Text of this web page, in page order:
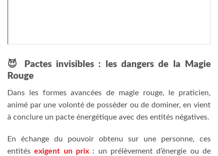
😈 Pactes invisibles : les dangers de la Magie
Rouge
Dans les formes avancées de magie rouge, le praticien,
animé par une volonté de posséder ou de dominer, en vient
à conclure un pacte énergétique avec des entités négatives.
En échange du pouvoir obtenu sur une personne, ces
entitésexigent un prix : un prélèvement d’énergie ou de